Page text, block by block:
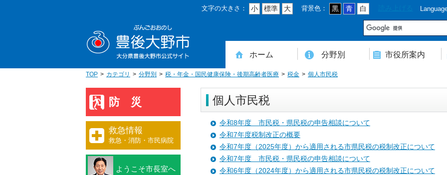
移
文字の大きさ： 小 標準 大 背景色： 黒 青 白
ホーム 分野別
住民登録・戸籍・印鑑・マイナンバー
税・年金・国民健康保険・後期高齢者医療
教育・文化・スポーツ・人権・男女共同参画
健康・医療・介護・福祉・食育
消防・防災・安全・環境・ごみ・住宅・水道
商工・労働・消費者行政
入札・契約・工事・委託
農業・林業・農業委員会事務局
道路・都市計画・地籍・交通
議会・選管・監査
まちづくり・財政・管財・各種計画・人事・各支所・その他
市役所案内
本庁舎案内図
庁舎案内
行政組織
人口・世帯数・高齢者人口
豊後大野市の概要
豊後大野市の歴史
合併経過
市章・市民憲章・市花・市木等
豊後大野市友好交流協定
豊後大野市のすがた
豊後大野市の観光
豊後大野市の各種計画
ようこそ市長室へ
名誉市民
豊後大野市ふるさと大使
TOP カテゴリ 分野別 税・年金・国民健康保険・後期高齢者医療 税金 個人市民税
個人市民税
令和8年度 市民税・県民税の申告相談について
令和7年度税制改正の概要
令和7年度（2025年度）から適用される市県民税の税制改正について
令和7年度 市民税・県民税の申告相談について
令和6年度（2024年度）から適用される市県民税の税制改正について
防災
救急情報
救急・消防・市民病院
ようこそ市長室へ